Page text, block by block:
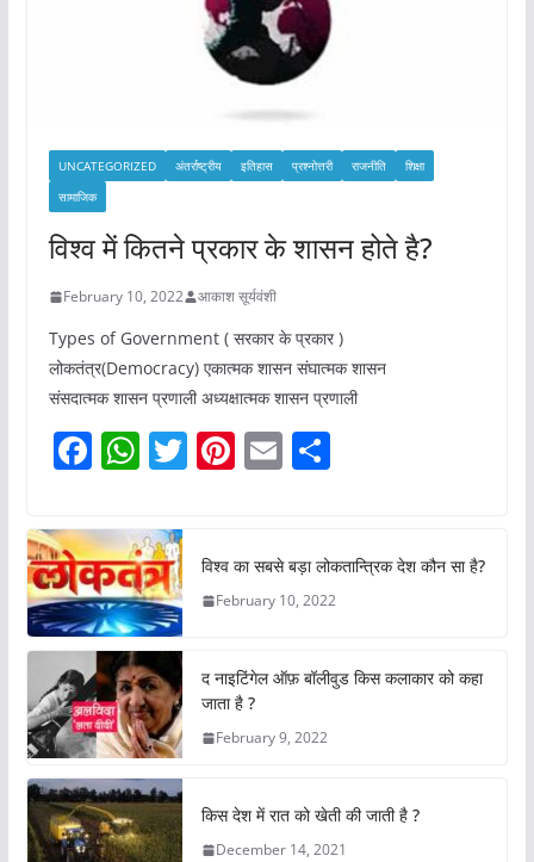
UNCATEGORIZED अंतर्राष्ट्रीय इतिहास प्रश्नोत्तरी राजनीति
शिक्षा
सामाजिक
विश्व में कितने प्रकार के शासन होते है?
February 10, 2022 आकाश सूर्यवंशी
Types of Government ( सरकार के प्रकार )
लोकतंत्र(Democracy) एकात्मक शासन संघात्मक शासन
संसदात्मक शासन प्रणाली अध्यक्षात्मक शासन प्रणाली
F
c
e
b
o
o
k
W
at
s
A
p
p
T
er
Pi
e
st
E
l
S
e
विश्व का सबसे बड़ा लोकतान्त्रिक देश कौन सा है?
February 10, 2022
द नाइटिंगेल ऑफ़ बॉलीवुड किस कलाकार को कहा
जाता है ?
February 9, 2022
किस देश में रात को खेती की जाती है ?
December 14, 2021